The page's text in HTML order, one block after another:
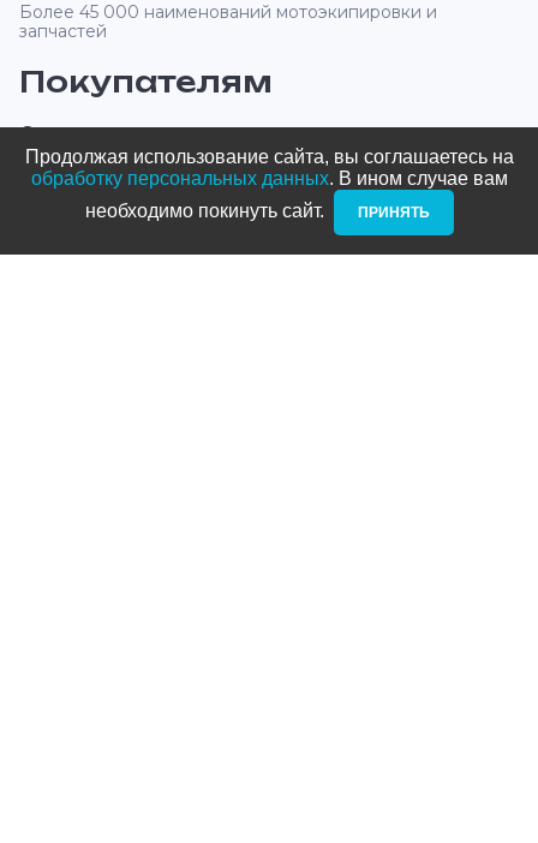
Более 45 000 наименований мотоэкипировки и
запчастей
Покупателям
О компании
Оплата и доставка
Новости и акции
Блог
Продолжая использование сайта, вы соглашаетесь на
обработку персональных данных. В ином случае вам
необходимо покинуть сайт. ­
ПРИНЯТЬ